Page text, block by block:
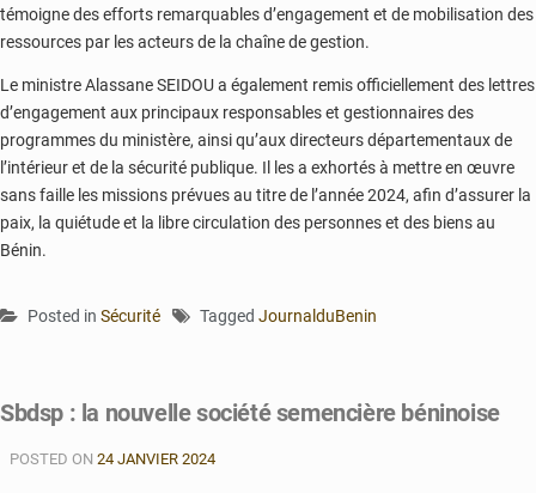
témoigne des efforts remarquables d’engagement et de mobilisation des
ressources par les acteurs de la chaîne de gestion.
Le ministre Alassane SEIDOU a également remis officiellement des lettres
d’engagement aux principaux responsables et gestionnaires des
programmes du ministère, ainsi qu’aux directeurs départementaux de
l’intérieur et de la sécurité publique. Il les a exhortés à mettre en œuvre
sans faille les missions prévues au titre de l’année 2024, afin d’assurer la
paix, la quiétude et la libre circulation des personnes et des biens au
Bénin.
Posted in Sécurité Tagged JournalduBenin
Sbdsp : la nouvelle société semencière béninoise
POSTED ON 24 JANVIER 2024